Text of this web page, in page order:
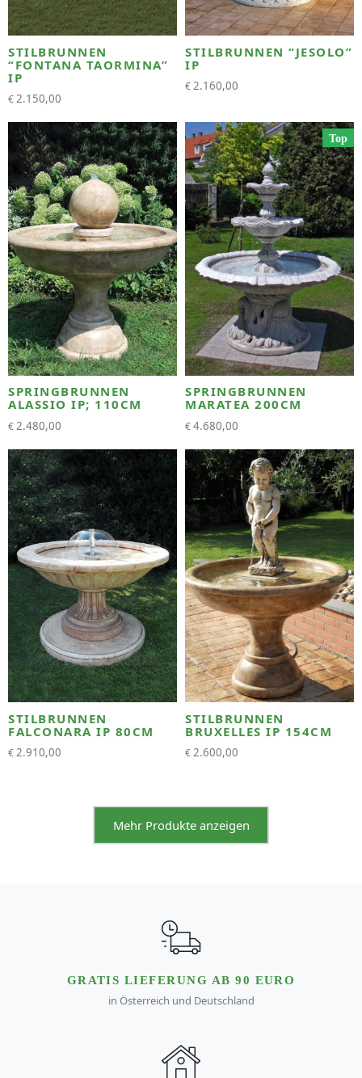
STILBRUNNEN
“FONTANA TAORMINA”
IP
€2.150,00
STILBRUNNEN “JESOLO”
IP
€2.160,00
SPRINGBRUNNEN
ALASSIO IP; 110CM
€ 2.480,00
Top
SPRINGBRUNNEN
MARATEA 200CM
€4.680,00
STILBRUNNEN
FALCONARA IP 80CM
€2.910,00
STILBRUNNEN
BRUXELLES IP 154CM
€2.600,00
Mehr Produkte anzeigen
GRATIS LIEFERUNG AB 90 EURO
in Österreich und Deutschland